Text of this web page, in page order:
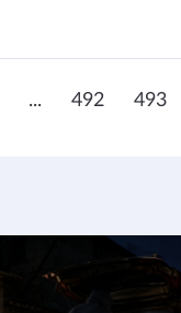
... 492 493